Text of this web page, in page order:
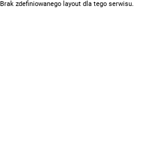
Brak zdefiniowanego layout dla tego serwisu.